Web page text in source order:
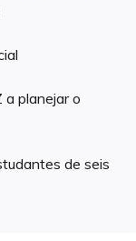
planejar o
de seis